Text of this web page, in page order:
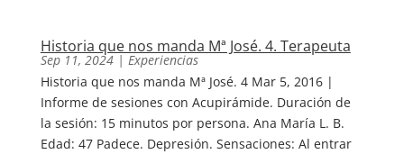
Historia que nos manda Mª José. 4. Terapeuta
Sep 11, 2024| Experiencias
Historia que nos manda Mª José. 4 Mar 5, 2016 |
Informe de sesiones con Acupirámide. Duración de
la sesión: 15 minutos por persona. Ana María L. B.
Edad: 47 Padece. Depresión. Sensaciones: Al entrar